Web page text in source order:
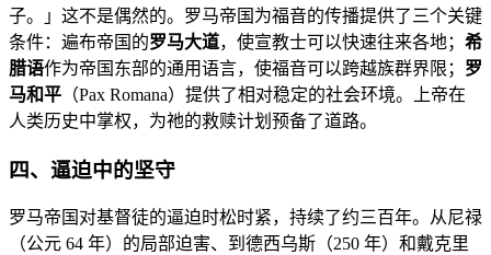
子。」这不是偶然的。罗马帝国为福音的传播提供了三个关键
条件：遍布帝国的罗马大道，使宣教士可以快速往来各地； 希
腊语作为帝国东部的通用语言，使福音可以跨越族群界限； 罗
马和平 （Pax Romana）提供了相对稳定的社会环境。上帝在
人类历史中掌权，为祂的救赎计划预备了道路。
四、逼迫中的坚守
罗马帝国对基督徒的逼迫时松时紧，持续了约三百年。从尼禄
（公元 64 年）的局部迫害、到德西乌斯（250 年）和戴克里